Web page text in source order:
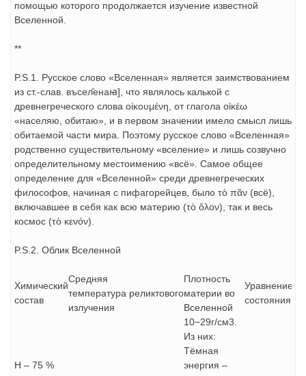
помощью которого продолжается изучение известной
Вселенной.
**
P.S.1. Русское слово «Вселенная» является заимствованием
из ст.‑слав. въсел҄енаꙗ], что являлось калькой с
древнегреческого слова οἰκουμένη, от глагола οἰκέω
«населяю, обитаю», и в первом значении имело смысл лишь
обитаемой части мира. Поэтому русское слово «Вселенная»
родственно существительному «вселение» и лишь созвучно
определительному местоимению «всё». Самое общее
определение для «Вселенной» среди древнегреческих
философов, начиная с пифагорейцев, было τὸ πᾶν (всё),
включавшее в себя как всю материю (τὸ ὅλον), так и весь
космос (τὸ κενόν).
P.S.2. Облик Вселенной
Химический
состав
Средняя
температура реликтового
излучения
Плотность
материи во
Вселенной
Уравнение
состояния
H – 75 %
10−29г/см3.
Из них:
Тёмная
энергия –